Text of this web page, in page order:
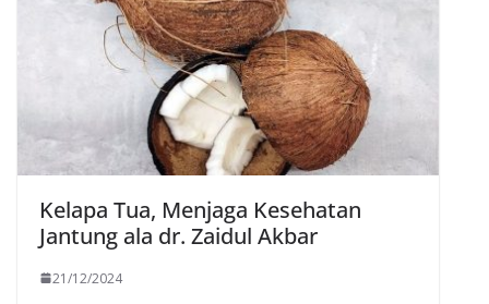
Kelapa Tua, Menjaga Kesehatan
Jantung ala dr. Zaidul Akbar
21/12/2024